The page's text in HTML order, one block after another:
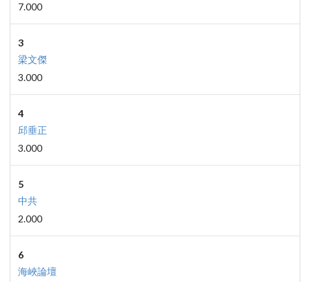
7.000
3
梁文傑
3.000
4
邱垂正
3.000
5
中共
2.000
6
海峽論壇